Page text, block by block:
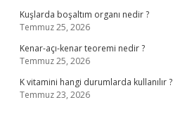
Kuşlarda boşaltım organı nedir ?
Temmuz 25, 2026
Kenar-açı-kenar teoremi nedir ?
Temmuz 25, 2026
K vitamini hangi durumlarda kullanılır ?
Temmuz 23, 2026